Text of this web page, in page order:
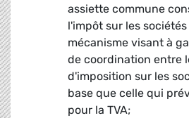
assiette commune
l'impôt sur les
mécanisme visant à
de coordination entre
d'imposition sur les
base que celle qui
pour la TVA;